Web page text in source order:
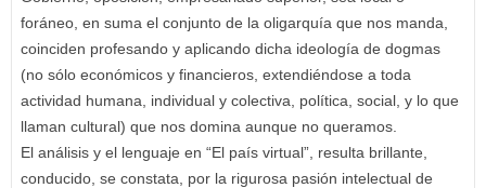
foráneo, en suma el conjunto de la oligarquía que nos manda,
coinciden profesando y aplicando dicha ideología de dogmas
(no sólo económicos y financieros, extendiéndose a toda
actividad humana, individual y colectiva, política, social, y lo que
llaman cultural) que nos domina aunque no queramos.
El análisis y el lenguaje en “El país virtual”, resulta brillante,
conducido, se constata, por la rigurosa pasión intelectual de